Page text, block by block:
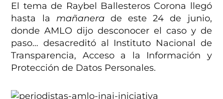
El tema de Raybel Ballesteros Corona llegó
hasta la mañanerade este 24 de junio,
donde AMLO dijo desconocer el caso y de
paso… desacreditó al Instituto Nacional de
Transparencia, Acceso a la Información y
Protección de Datos Personales.